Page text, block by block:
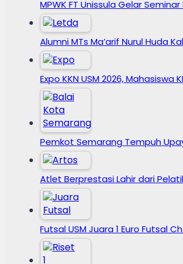
MPWK FT Unissula Gelar
Alumni MTs Ma’arif Nurul Huda
Expo KKN USM 2026, Mahasiswa
Pemkot Semarang Tempuh
Atlet Berprestasi Lahir dari
Futsal USM Juara 1 Euro Futsal